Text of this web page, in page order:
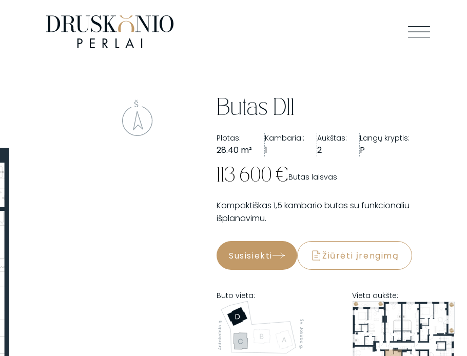
Butas D11
Plotas:
28.40 m²
Kambariai:
1
Aukštas:
2
Langų kryptis:
P
113 600 €Butas laisvas
Kompaktiškas 1,5 kambario butas su funkcionaliu
išplanavimu.
Susisiekti Žiūrėti įrengimą
Buto vieta: Vieta aukšte: